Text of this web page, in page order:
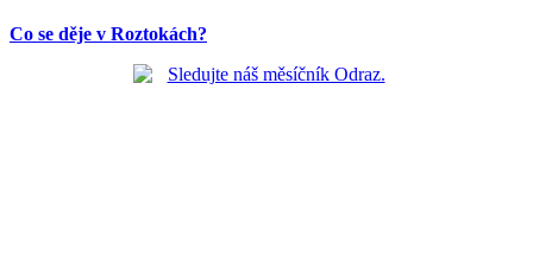
Co se děje v Roztokách?